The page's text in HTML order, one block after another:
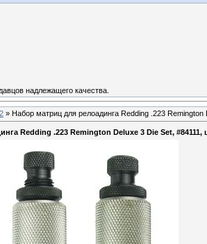
надлежащего качества.
» Набор матриц для релоадинга Redding .223
Redding .223 Remington Deluxe 3 Die Set,